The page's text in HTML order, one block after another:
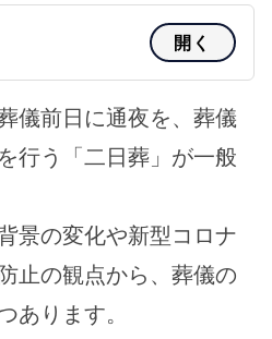
開く
儀前日に通夜を、葬儀
行う「二日葬」が一般
景の変化や新型コロナ
止の観点から、葬儀の
あります。